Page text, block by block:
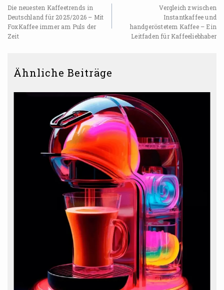
Die neuesten Kaffeetrends in
Deutschland für 2025/2026 – Mit
FoxKaffee immer am Puls der
Zeit
Vergleich zwischen
Instantkaffee und
handgeröstetem Kaffee – Ein
Leitfaden für Kaffeeliebhaber
Ähnliche Beiträge